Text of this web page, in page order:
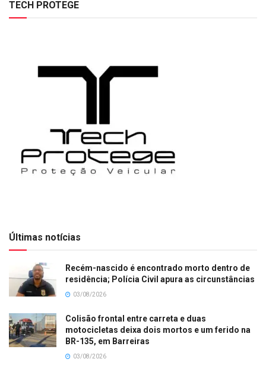
TECH PROTEGE
Últimas notícias
Recém-nascido é encontrado morto dentro de
residência; Polícia Civil apura as circunstâncias
03/08/2026
Colisão frontal entre carreta e duas
motocicletas deixa dois mortos e um ferido na
BR-135, em Barreiras
03/08/2026